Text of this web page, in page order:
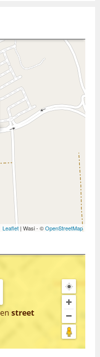
Leaflet | Wasi - ©OpenStreetMap
en street